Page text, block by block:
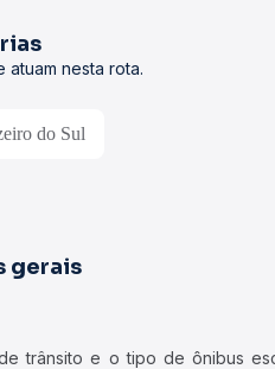
atuam nesta rota.
do Sul
gerais
e o tipo de ônibus